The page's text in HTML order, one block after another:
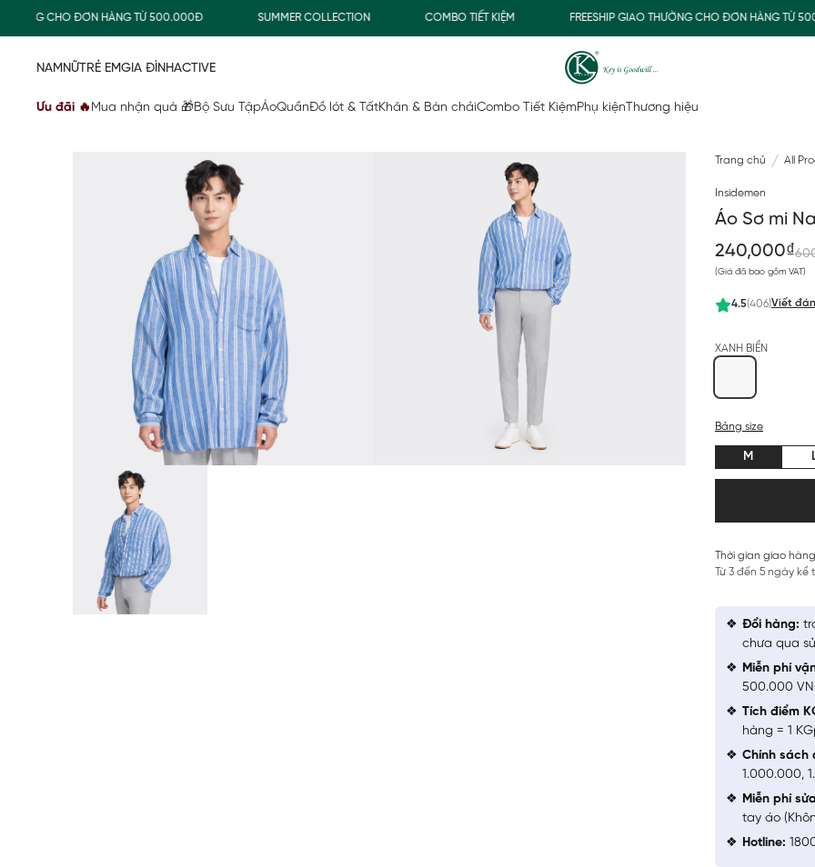
CHO ĐƠN HÀNG TỪ 500.000Đ SUMMER COLLECTION COMBO TIẾT KIỆM FREESHIP GIAO THƯỜNG CHO ĐƠN HÀNG TỪ
NAMNỮTRẺ EMGIA ĐÌNHACTIVE
Ưu đãi 🔥 Mua nhận quà 🎁Bộ Sưu TậpÁoQuầnĐồ lót & TấtKhăn & Bàn chảiCombo Tiết KiệmPhụ kiện Thương hiệu
Trang chủ All
Insidemen
Áo Sơ mi
240,000₫
(Giá đã bao gồm VAT)
4.5(406)Viết
XANH BIỂN
Bảng size
M
Thời gian giao
Từ 3 đến 5 ngày
Đổi hàng:
chưa qua
Miễn phí
500.000
Tích điểm
hàng = 1
Chính sách
1.000.000,
Miễn phí
tay áo
Hotline: